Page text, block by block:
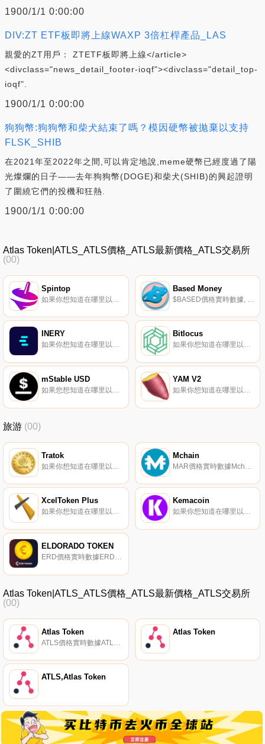
1900/1/1 0:00:00
DIV:ZT ETF板即將上線WAXP 3倍杠桿產品_LAS
親愛的ZT用戶： ZTETF板即將上線</article>
<divclass="news_detail_footer-ioqf"><divclass="detail_top-
ioqf".
1900/1/1 0:00:00
狗狗幣:狗狗幣和柴犬結束了嗎？模因硬幣被拋棄以支持
FLSK_SHIB
在2021年至2022年之間,可以肯定地說,meme硬幣已經度過了陽
光燦爛的日子——去年狗狗幣(DOGE)和柴犬(SHIB)的興起證明
了圍繞它們的投機和狂熱.
1900/1/1 0:00:00
Atlas Token|ATLS_ATLS價格_ATLS最新價格_ATLS交易所
(00)
Spintop Based Money
INERY
如果你想知道在哪里以當前價格購買INERY,目前交易{INERY]股票的頂級加密貨幣交易所是SuperEx、BitMart、HuoINR和PancakeSwap（V2）。您可以在我們的加密貨幣交易所頁面上找到其他列表.
Bitlocus
如果你想知道在哪里以當前價格購買Bitlocus,目前交易{Bitlocus]股票的頂級加密貨幣交易所是Gate.io和PancakeSwap（V2）。您可以在我們的加密貨幣交易所頁面上找到其他列表.
mStable USD
如果您想知道在哪里以當前價格購買mStable USD,目前交易｛MUSDnname｝股票的頂級加密貨幣交易所是CEX.IO。您可以在我們的加密貨幣交易所頁面上找到其他交易所.
YAM V2
如果你想知道在哪里以當前價格購買YAM V2,目前交易{YAM V2]股票的頂級加密貨幣交易所是ProBit Global。您可以在我們的加密貨幣交易所頁面上找到其他列表。YAM已更新為YAMV2.
旅游 (00)
Tratok Mchain
XcelToken Plus
如果你想知道在哪里以當前價格購買XcelToken Plus,目前交易{XcelToken Plus]股票的頂級加密貨幣交易所是LATOKEN、HotXLABt、Uniswap（V2）和Mercatox。您可以在我們的加密貨幣交易所頁面上找到其他列表.
Kemacoin
如果你想知道在哪里以當前價格購買Kemacoin,目前交易{Kemacoin]股票的頂級加密貨幣交易所是Graviex。您可以在我們的加密貨幣交易所頁面上找到其他列表.
ELDORADO TOKEN
ERD價格實時數據ERD代幣由英國團隊于2019年6月13日推出,旨在為不同行業提供定制的區塊鏈解決方案.
Atlas Token|ATLS_ATLS價格_ATLS最新價格_ATLS交易所
(00)
Atlas Token Atlas Token
ATLS,Atlas Token